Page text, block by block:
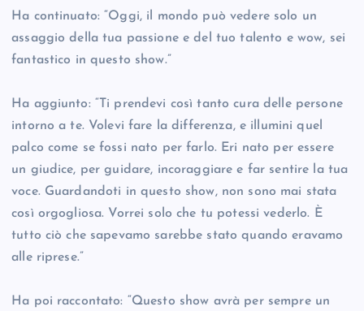
Ha continuato: “Oggi, il mondo può vedere solo un
assaggio della tua passione e del tuo talento e wow, sei
fantastico in questo show.”
Ha aggiunto: “Ti prendevi così tanto cura delle persone
intorno a te. Volevi fare la differenza, e illumini quel
palco come se fossi nato per farlo. Eri nato per essere
un giudice, per guidare, incoraggiare e far sentire la tua
voce. Guardandoti in questo show, non sono mai stata
così orgogliosa. Vorrei solo che tu potessi vederlo. È
tutto ciò che sapevamo sarebbe stato quando eravamo
alle riprese.”
Ha poi raccontato: “Questo show avrà per sempre un